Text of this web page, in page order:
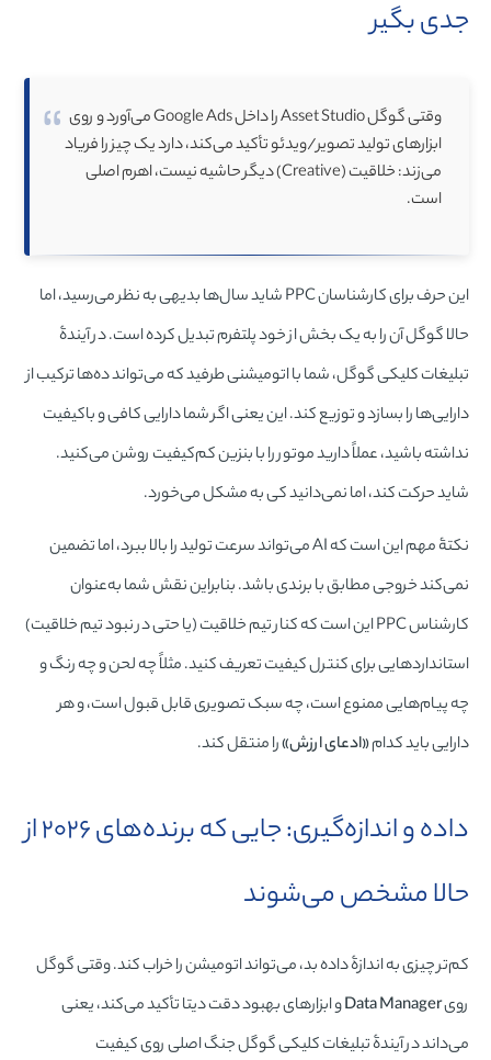
جدی بگیر
وقتی گوگل Asset Studio را داخل Google Ads می‌آورد و روی
ابزارهای تولید تصویر/ویدئو تأکید می‌کند، دارد یک چیز را فریاد
می‌زند: خلاقیت (Creative) دیگر حاشیه نیست، اهرم اصلی
است.
این حرف برای کارشناسان PPC شاید سال‌ها بدیهی به نظر می‌رسید، اما
حالا گوگل آن را به یک بخش از خود پلتفرم تبدیل کرده است. در آیندۀ
تبلیغات کلیکی گوگل، شما با اتومیشنی طرفید که می‌تواند ده‌ها ترکیب از
دارایی‌ها را بسازد و توزیع کند. این یعنی اگر شما دارایی کافی و باکیفیت
نداشته باشید، عملاً دارید موتور را با بنزین کم‌کیفیت روشن می‌کنید.
شاید حرکت کند، اما نمی‌دانید کی به مشکل می‌خورد.
نکتۀ مهم این است که AI می‌تواند سرعت تولید را بالا ببرد، اما تضمین
نمی‌کند خروجی مطابق با برندی باشد. بنابراین نقش شما به‌عنوان
کارشناس PPC این است که کنار تیم خلاقیت (یا حتی در نبود تیم خلاقیت)
استانداردهایی برای کنترل کیفیت تعریف کنید. مثلاً چه لحن و چه رنگ و
چه پیام‌هایی ممنوع است، چه سبک تصویری قابل قبول است، و هر
دارایی باید کدام«ادعای ارزش»را منتقل کند.
داده و اندازه‌گیری: جایی که برنده‌های ۲۰۲۶ از
حالا مشخص می‌شوند
کم‌تر چیزی به اندازۀ داده بد، می‌تواند اتومیشن را خراب کند. وقتی گوگل
رویData Managerو ابزارهای بهبود دقت دیتا تأکید می‌کند، یعنی
می‌داند در آیندۀ تبلیغات کلیکی گوگل جنگ اصلی روی کیفیت